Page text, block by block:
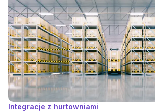
Integracje z hurtowniami